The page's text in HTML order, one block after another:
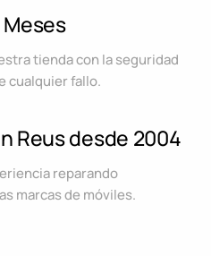
tienda con la seguridad
cualquier fallo.
Reus desde 2004
reparando
marcas de móviles.